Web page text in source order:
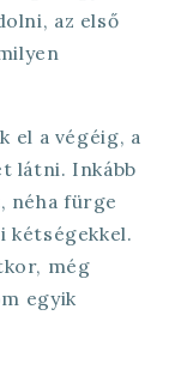
az első
el a végéig, a
látni. Inkább
néha fürge
kétségekkel.
még
egyik